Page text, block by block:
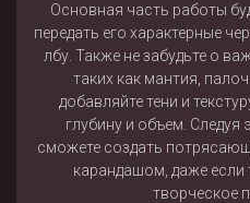
Основная часть работы
передать его характерные
лбу. Также не забудьте о
таких как мантия,
добавляйте тени и
глубину и объем.
сможете создать
карандашом, даже если
творческое